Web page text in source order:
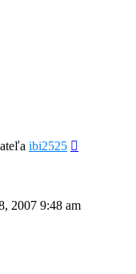
ibi2525
2007 9:48 am